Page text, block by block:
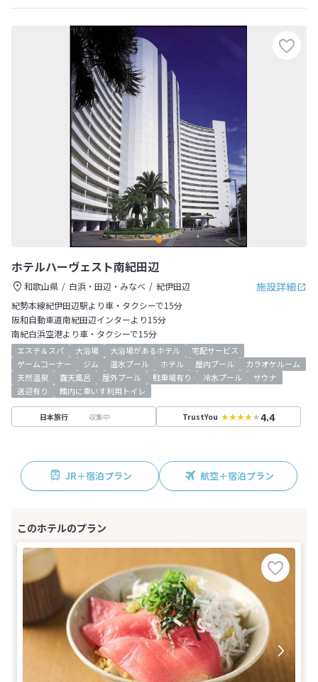
ホテルハーヴェスト南紀田辺
施設詳細
和歌山県 白浜・田辺・みなべ
紀伊田辺
紀勢本線紀伊田辺駅より車・タクシーで15分
阪和自動車道南紀田辺インターより15分
南紀白浜空港より車・タクシーで15分
エステ＆スパ 大浴場 大浴場があるホテル
宅配サービス
ゲームコーナー
ジム 温水プール ホテル 屋内プール
カラオケルーム
天然温泉
露天風呂 屋外プール 駐車場有り 冷水プール
サウナ
送迎有り
館内に車いす利用トイレ
日本旅行 収集中 TrustYou 4.4
JR＋宿泊プラン 航空＋宿泊プラン